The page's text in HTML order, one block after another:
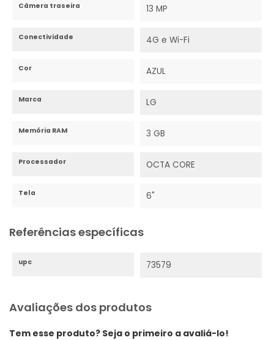
Câmera traseira 13 MP
Conectividade 4G e Wi-Fi
Cor AZUL
Marca LG
Memória RAM 3 GB
Processador OCTA CORE
Tela 6"
Referências específicas
upc 73579
Avaliações dos produtos
Tem esse produto? Seja o primeiro a avaliá-lo!